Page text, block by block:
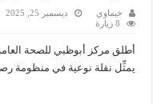
خيماوي ديسمبر 25, 2025
8 زيارة
أطلق مركز أبوظبي للصحة
يمثِّل نقلة نوعية في منظومة